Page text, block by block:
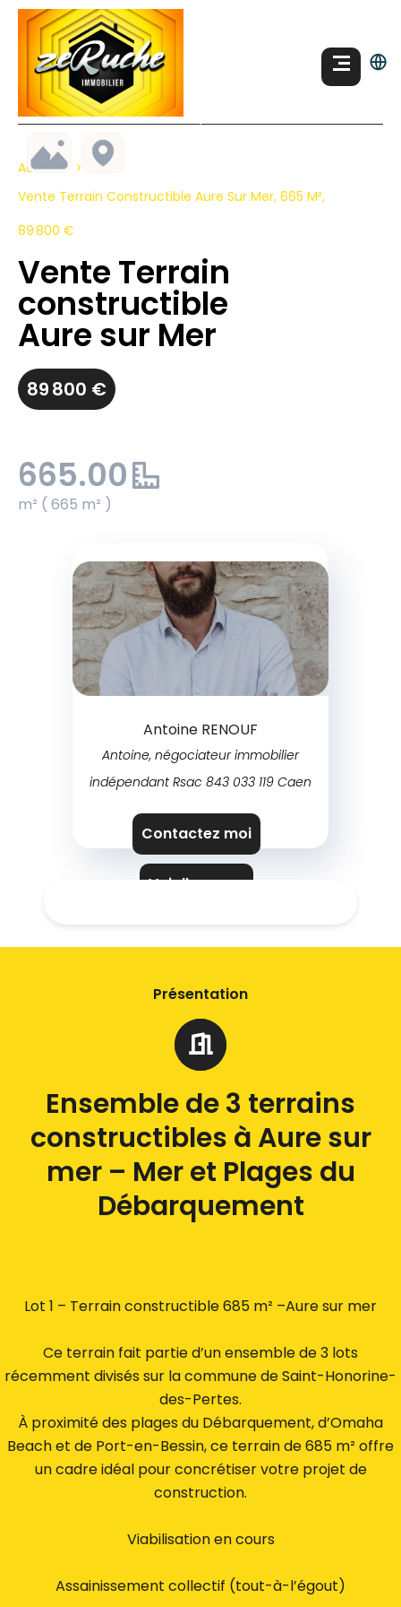
Accueil
Vente Terrain Constructible Aure Sur Mer, 665 M²,
89 800 €
Vente Terrain
constructible
Aure sur Mer
89 800 €
665.00
m² ( 665 m² )
Antoine RENOUF
Antoine, négociateur immobilier
indépendant Rsac 843 033 119 Caen
Contactez moi
Voir l'agence
Présentation
Ensemble de 3 terrains
constructibles à Aure sur
mer – Mer et Plages du
Débarquement
Lot 1 – Terrain constructible 685 m² –Aure sur mer
Ce terrain fait partie d’un ensemble de 3 lots
récemment divisés sur la commune de Saint-Honorine-
des-Pertes.
À proximité des plages du Débarquement, d’Omaha
Beach et de Port-en-Bessin, ce terrain de 685 m² offre
un cadre idéal pour concrétiser votre projet de
construction.
Viabilisation en cours
Assainissement collectif (tout-à-l’égout)